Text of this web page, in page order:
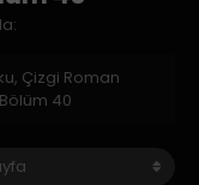
Çizgi Roman
40